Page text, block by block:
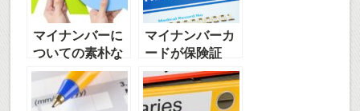
マイナンバーに
ついての素朴な
疑問
マイナンバーカ
ードが保険証
に！便利になる
4つのポイント